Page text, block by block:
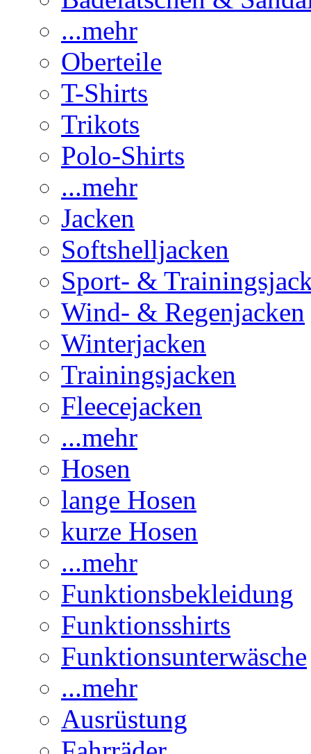
...mehr
Oberteile
T-Shirts
Trikots
Polo-Shirts
...mehr
Jacken
Softshelljacken
Sport- &
Wind- & Regenjacken
Winterjacken
Trainingsjacken
Fleecejacken
...mehr
Hosen
lange Hosen
kurze Hosen
...mehr
Funktionsbekleidung
Funktionsshirts
Funktionsunterwäsche
...mehr
Ausrüstung